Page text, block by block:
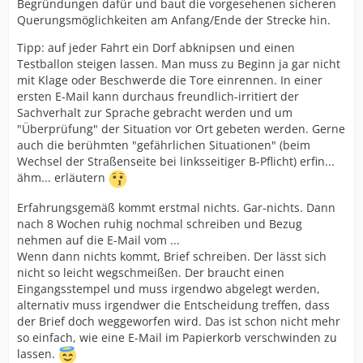
Begründungen dafür und baut die vorgesehenen sicheren
Querungsmöglichkeiten am Anfang/Ende der Strecke hin.
Tipp: auf jeder Fahrt ein Dorf abknipsen und einen
Testballon steigen lassen. Man muss zu Beginn ja gar nicht
mit Klage oder Beschwerde die Tore einrennen. In einer
ersten E-Mail kann durchaus freundlich-irritiert der
Sachverhalt zur Sprache gebracht werden und um
"Überprüfung" der Situation vor Ort gebeten werden. Gerne
auch die berühmten "gefährlichen Situationen" (beim
Wechsel der Straßenseite bei linksseitiger B-Pflicht) erfin...
ähm... erläutern
Erfahrungsgemäß kommt erstmal nichts. Gar-nichts. Dann
nach 8 Wochen ruhig nochmal schreiben und Bezug
nehmen auf die E-Mail vom ...
Wenn dann nichts kommt, Brief schreiben. Der lässt sich
nicht so leicht wegschmeißen. Der braucht einen
Eingangsstempel und muss irgendwo abgelegt werden,
alternativ muss irgendwer die Entscheidung treffen, dass
der Brief doch weggeworfen wird. Das ist schon nicht mehr
so einfach, wie eine E-Mail im Papierkorb verschwinden zu
lassen.